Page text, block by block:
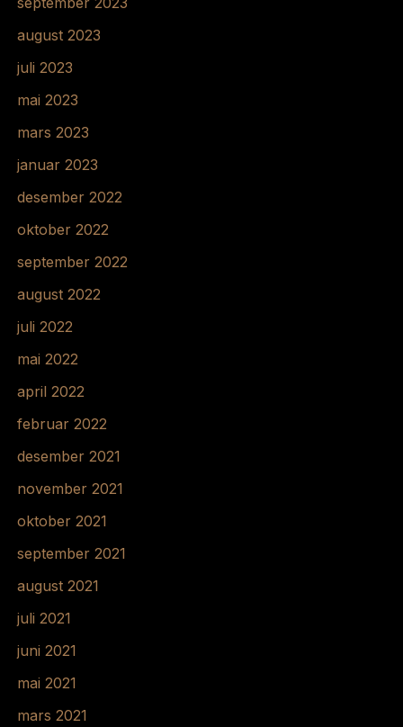
august 2023
juli 2023
mai 2023
mars 2023
januar 2023
desember 2022
oktober 2022
september 2022
august 2022
juli 2022
mai 2022
april 2022
februar 2022
desember 2021
november 2021
oktober 2021
september 2021
august 2021
juli 2021
juni 2021
mai 2021
mars 2021